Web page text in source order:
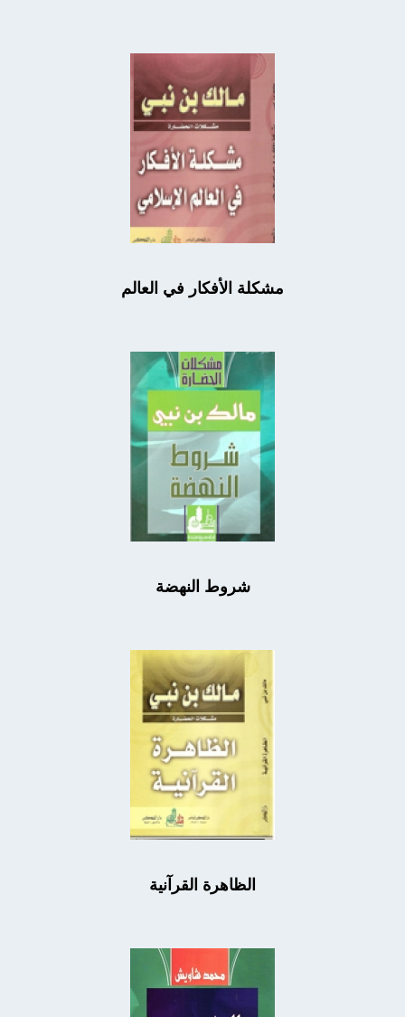
مشكلة الأفكار في العالم
شروط النهضة
الظاهرة القرآنية